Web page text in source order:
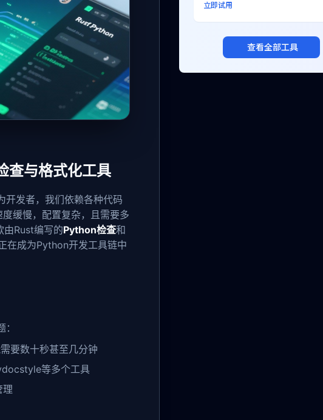
查与格式化工具
开发者，我们依赖各种代码
缓慢，配置复杂，且需要多
Rust编写的Python检查和
在成为Python开发工具链中
要数十秒甚至几分钟
等多个工具
理
立即试用
查看全部工具